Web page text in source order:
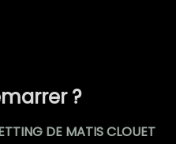
?
DE MATIS CLOUET